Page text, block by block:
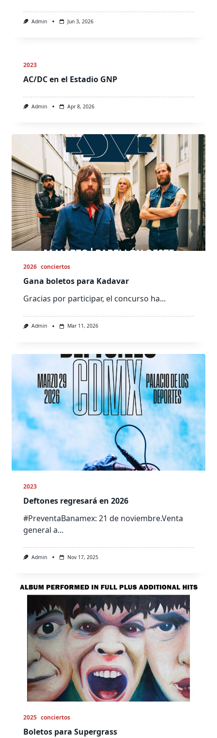
Admin Jun 3, 2026
2023
AC/DC en el Estadio GNP
Admin Apr 8, 2026
2026 conciertos
Gana boletos para Kadavar
Gracias por participar, el concurso ha...
Admin Mar 11, 2026
2023
Deftones regresará en 2026
#PreventaBanamex: 21 de noviembre.Venta
general a...
Admin Nov 17, 2025
2025 conciertos
Boletos para Supergrass